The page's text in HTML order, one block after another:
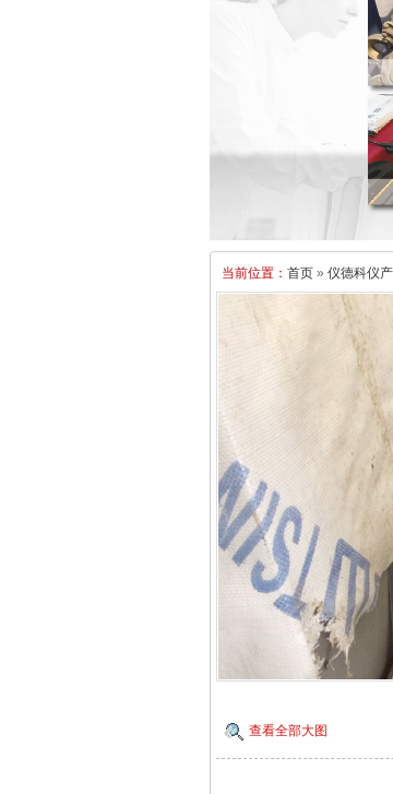
当前位置： 首页 » 仪德科仪
查看全部大图